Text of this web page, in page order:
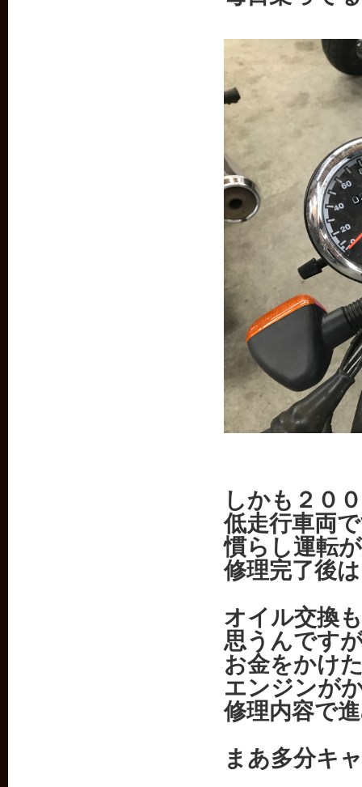
しかも２０
低走行車両
慣らし運転
修理完了後
オイル交換
思うんです
お金をかけ
エンジンが
修理内容で
まあ多分キ